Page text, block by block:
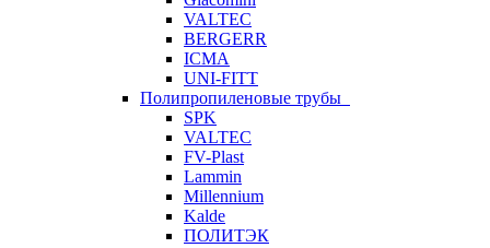
VALTEC
BERGERR
ICMA
UNI-FITT
Полипропиленовые трубы
SPK
VALTEC
FV-Plast
Lammin
Millennium
Kalde
ПОЛИТЭК